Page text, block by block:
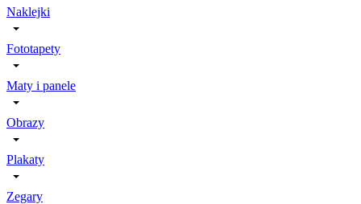
Naklejki
Fototapety
Maty i panele
Obrazy
Plakaty
Zegary